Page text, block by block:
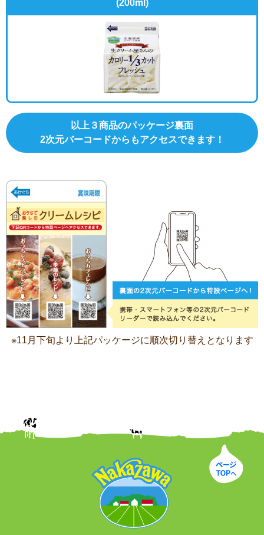
(200ml)
以上３商品のパッケージ裏面
2次元バーコードからもアクセスできます！
※11月下旬より上記パッケージに順次切り替えとなります